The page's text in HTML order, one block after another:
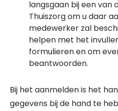
langsgaan bij een van
Thuiszorg om u daar
medewerker zal
helpen met het
formulieren en om
beantwoorden.
Bij het aanmelden is het
gegevens bij de hand te